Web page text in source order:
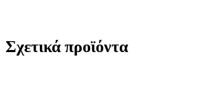
Σχετικά προϊόντα